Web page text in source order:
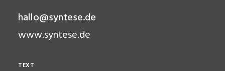
hallo@syntese.de
www.syntese.de
TEXT